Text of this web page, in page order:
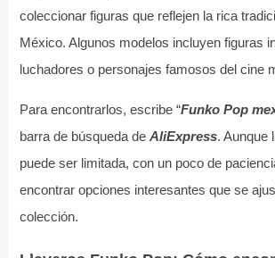
coleccionar figuras que reflejen la rica
México. Algunos modelos incluyen figuras
luchadores o personajes famosos del cine
Para encontrarlos, escribe “Funko Pop
barra de búsqueda de AliExpress. Aunque
puede ser limitada, con un poco de
encontrar opciones interesantes que se
colección.